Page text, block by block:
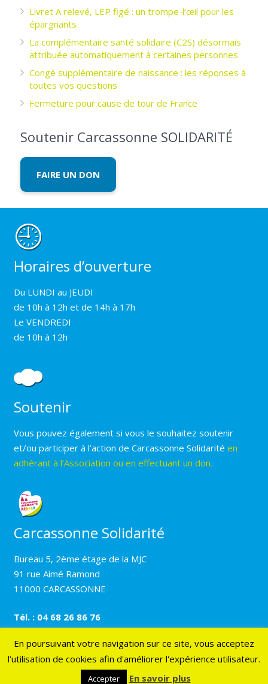
Livret A relevé, LEP figé : un trompe-l’œil pour les
épargnants ­
La complémentaire santé solidaire (C2S) désormais
attribuée automatiquement à certaines personnes
Congé supplémentaire de naissance : les réponses à
toutes vos questions
Fermeture pour cause de tour de France
Soutenir Carcassonne SOLIDARITÉ
FAIRE UN DON
Horaires d’ouverture
Du LUNDI au JEUDI
de 10h à 12h et de 14h à 17h
Le VENDREDI
de 10h à 12h
Soutenir
Vous pouvez également si vous le souhaitez soutenir
et/ou participer à l’action de Carcassonne Solidarité en
adhérant à l’Association ou en effectuant un don.
Carcassonne Solidarité
Bureau 5, 2ème étage de la MJC
91 rue Aimé Ramond
11000 CARCASSONNE
Tél. : 04 68 26 86 76
© 2017 Carcassonne solidarité – Mentions légales–
Création Résonance Communication
En poursuivant votre navigation sur ce site, vous acceptez
l’utilisation de cookies afin d'améliorer l'expérience utilisateur.
Accepter En savoir plus